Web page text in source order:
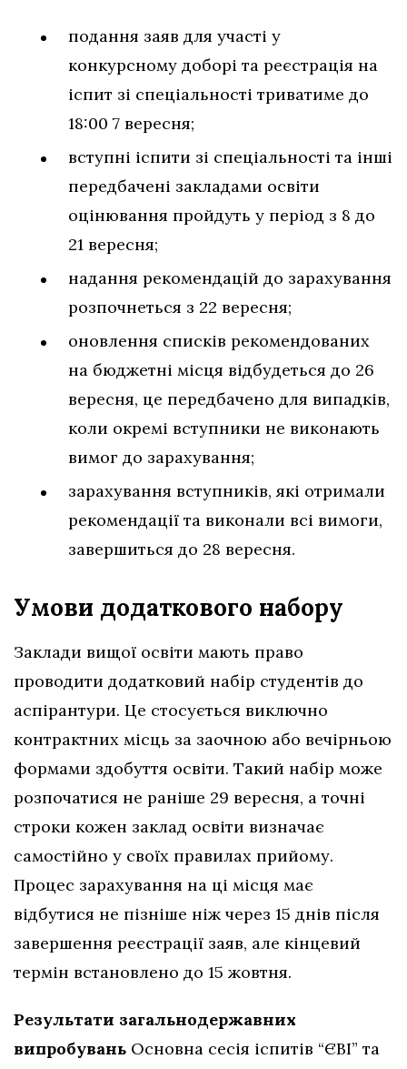
подання заяв для участі у
конкурсному доборі та реєстрація на
іспит зі спеціальності триватиме до
18:00 7 вересня;
вступні іспити зі спеціальності та інші
передбачені закладами освіти
оцінювання пройдуть у період з 8 до
21 вересня;
надання рекомендацій до зарахування
розпочнеться з 22 вересня;
оновлення списків рекомендованих
на бюджетні місця відбудеться до 26
вересня, це передбачено для випадків,
коли окремі вступники не виконають
вимог до зарахування;
зарахування вступників, які отримали
рекомендації та виконали всі вимоги,
завершиться до 28 вересня.
Умови додаткового набору
Заклади вищої освіти мають право
проводити додатковий набір студентів до
аспірантури. Це стосується виключно
контрактних місць за заочною або вечірньою
формами здобуття освіти. Такий набір може
розпочатися не раніше 29 вересня, а точні
строки кожен заклад освіти визначає
самостійно у своїх правилах прийому.
Процес зарахування на ці місця має
відбутися не пізніше ніж через 15 днів після
завершення реєстрації заяв, але кінцевий
термін встановлено до 15 жовтня.
Результати загальнодержавних
випробувань Основна сесія іспитів “ЄВІ” та